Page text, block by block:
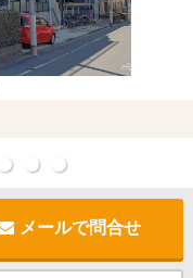
メールで問合せ